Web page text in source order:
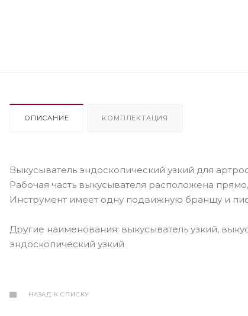
ОПИСАНИЕ КОМПЛЕКТАЦИЯ
Выкусыватель эндоскопический узкий для
Рабочая часть выкусывателя расположена
Инструмент имеет одну подвижную браншу и
Другие наименования: выкусыватель узкий,
эндоскопический узкий
НАЗАД К СПИСКУ